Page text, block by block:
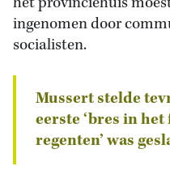
ingenomen door
socialisten.
Mussert stelde
eerste ‘bres in
regenten’ was